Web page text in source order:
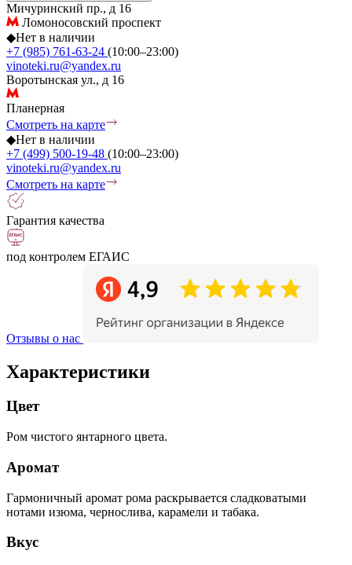
Мичуринский пр., д 16
Ломоносовский проспект
◆Нет в наличии
+7 (985) 761-63-24 (10:00–23:00)
vinoteki.ru@yandex.ru
Воротынская ул., д 16
Планерная
Смотреть на карте
◆Нет в наличии
+7 (499) 500-19-48 (10:00–23:00)
vinoteki.ru@yandex.ru
Смотреть на карте
Гарантия качества
под контролем ЕГАИС
Отзывы о нас
Характеристики
Цвет
Ром чистого янтарного цвета.
Аромат
Гармоничный аромат рома раскрывается сладковатыми
нотами изюма, чернослива, карамели и табака.
Вкус